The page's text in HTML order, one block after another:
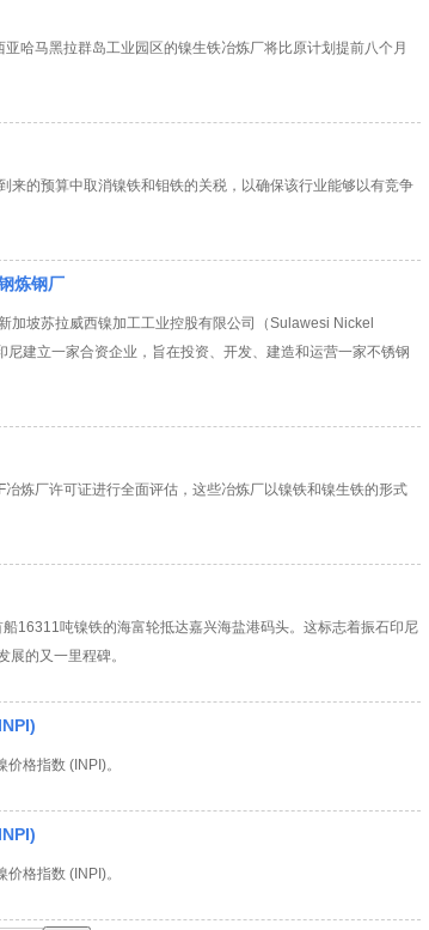
哈马黑拉群岛工业园区的镍生铁冶炼厂将比原计划提前八个月
的预算中取消镍铁和钼铁的关税，以确保该行业能够以有竞争
炼钢厂
坡苏拉威西镍加工工业控股有限公司（Sulawesi Nickel
建立一家合资企业，旨在投资、开发、建造和运营一家不锈钢
炼厂许可证进行全面评估，这些冶炼厂以镍铁和镍生铁的形式
16311吨镍铁的海富轮抵达嘉兴海盐港码头。这标志着振石印尼
的又一里程碑。
格指数 (INPI)。
格指数 (INPI)。